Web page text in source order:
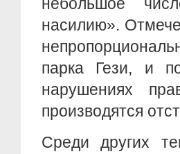
насилию».
парка Гези, и
нарушениях
производятся
Среди других